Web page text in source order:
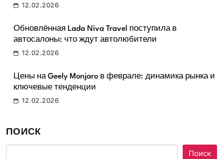
12.02.2026
Обновлённая Lada Niva Travel поступила в
автосалоны: что ждут автолюбители
12.02.2026
Цены на Geely Monjaro в феврале: динамика рынка и
ключевые тенденции
12.02.2026
ПОИСК
Поиск